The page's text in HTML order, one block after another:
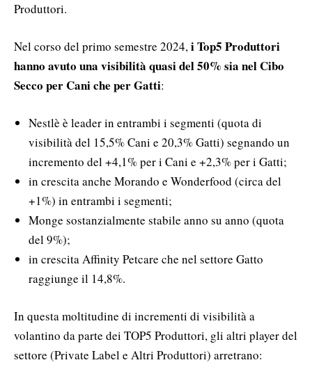
Produttori.
Nel corso del primo semestre 2024,i Top5 Produttori
hanno avuto una visibilità quasi del 50% sia nel Cibo
Secco per Cani che per Gatti:
Nestlè è leader in entrambi i segmenti (quota di
visibilità del 15,5% Cani e 20,3% Gatti) segnando un
incremento del +4,1% per i Cani e +2,3% per i Gatti;
in crescita anche Morando e Wonderfood (circa del
+1%) in entrambi i segmenti;
Monge sostanzialmente stabile anno su anno (quota
del 9%);
in crescita Affinity Petcare che nel settore Gatto
raggiunge il 14,8%.
In questa moltitudine di incrementi di visibilità a
volantino da parte dei TOP5 Produttori, gli altri player del
settore (Private Label e Altri Produttori) arretrano: